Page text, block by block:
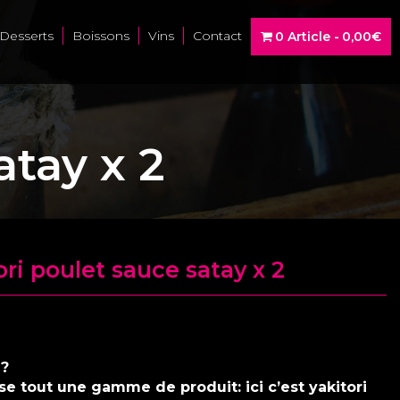
Boissons Vins Contact 0 Article 0,00€
x 2
poulet sauce satay x 2
tout une gamme de produit: ici c’est yakitori